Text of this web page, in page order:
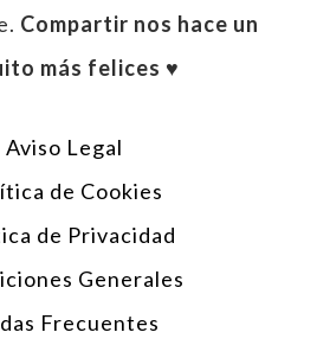
Compartir nos hace un
más felices ♥︎
Aviso Legal
de Cookies
de Privacidad
Generales
Frecuentes